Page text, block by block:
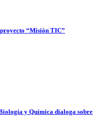
“Misión TIC”
y Química dialoga sobre